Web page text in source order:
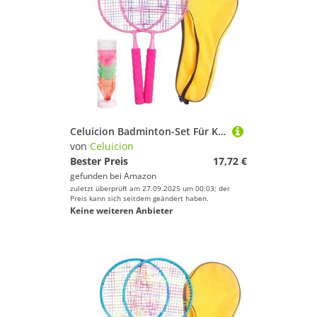
Celuicion Badminton-Set Für Kinder | Badmintonset Kinder Jugendliche | Leichter Tennisschläger Für 3-7 Jahre Sporttraining Outdoor Rasenspiele Familienspaß Schule Sportunterricht Freizeit Garten
von Celuicion
Bester Preis
17,72 €
gefunden bei Amazon
zuletzt überprüft am 27.09.2025 um 00:03; der
Preis kann sich seitdem geändert haben.
Keine weiteren Anbieter